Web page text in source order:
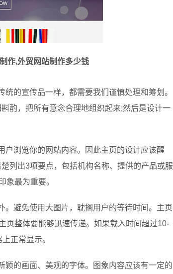
作,外贸网站制作多少钱
的宣传品一样，都需要我们谨慎处理和筹划。
酌，把所有意念合理地组织起来;然后是设计一
浏览你的网站内容。因此主页的设计应该醒
列出3项要点，包括机构名称、提供的产品或服
象最为重要。
避免使用大图片，耽搁用户的等待时间。主页
页整体要能够迅速传递。如果载入时间超过10-
正常显示。
的画面、美观的字体。图象内容应该有一定的